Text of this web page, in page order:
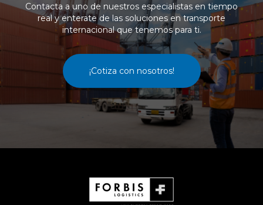
Contacta a uno de nuestros especialistas en tiempo
real y enterate de las soluciones en transporte
internacional que tenemos para ti.
¡Cotiza con nosotros!